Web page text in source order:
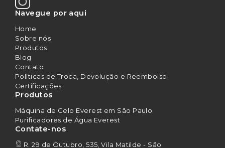
Navegue por aqui
Home
Sobre nós
Produtos
Blog
Contato
Políticas de Troca, Devolução e Reembolso
Certificações
Produtos
Máquina de Gelo Everest em São Paulo
Purificadores de Água Everest
Contate-nos
R. 29 de Outubro, 535, Vila Matilde - São